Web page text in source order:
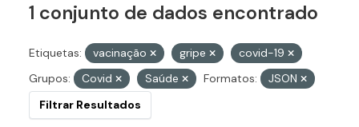
1 conjunto de dados encontrado
Etiquetas: vacinação gripe
covid-19
Grupos:
Covid Saúde Formatos:
JSON
Filtrar Resultados